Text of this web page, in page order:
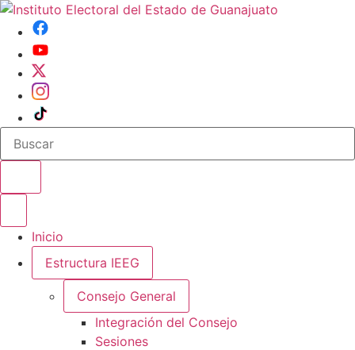
Buscar en el sitio
Inicio
Estructura IEEG
Consejo General
Integración del Consejo
Sesiones